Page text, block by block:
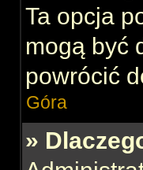
Ta opcja
mogą być
powrócić
Góra
»